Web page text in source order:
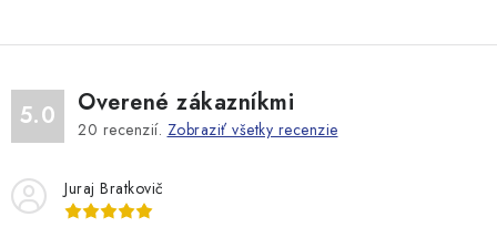
5.0 Overené zákazníkmi
20 recenzií. Zobraziť všetky recenzie
Juraj Bratkovič